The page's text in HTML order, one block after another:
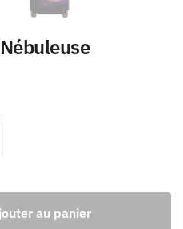
au panier